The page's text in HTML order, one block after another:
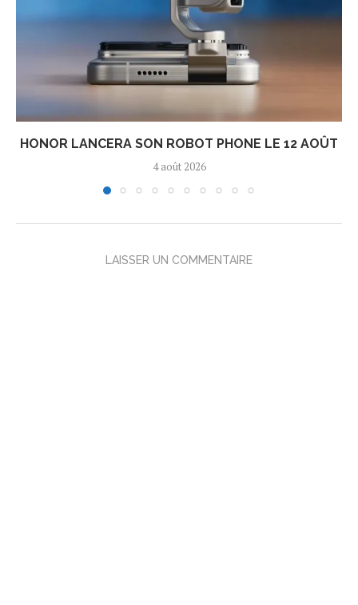
HONOR LANCERA SON ROBOT PHONE LE 12 AOÛT
4 août 2026
LAISSER UN COMMENTAIRE